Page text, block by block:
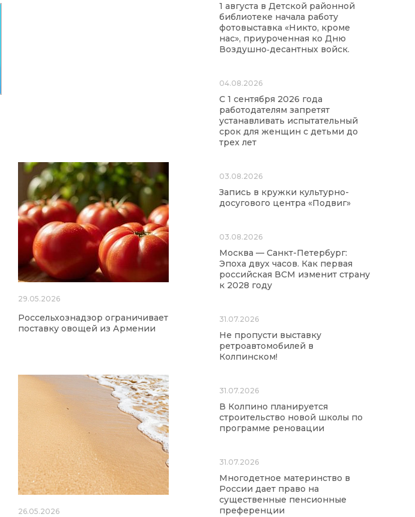
29.05.2026
Россельхознадзор ограничивает
поставку овощей из Армении
26.05.2026
1 августа в Детской районной
библиотеке начала работу
фотовыставка «Никто, кроме
нас», приуроченная ко Дню
Воздушно‑десантных войск.
04.08.2026
С 1 сентября 2026 года
работодателям запретят
устанавливать испытательный
срок для женщин с детьми до
трех лет
03.08.2026
Запись в кружки культурно-
досугового центра «Подвиг»
03.08.2026
Москва — Санкт-Петербург:
Эпоха двух часов. Как первая
российская ВСМ изменит страну
к 2028 году
31.07.2026
Не пропусти выставку
ретроавтомобилей в
Колпинском!
31.07.2026
В Колпино планируется
строительство новой школы по
программе реновации
31.07.2026
Многодетное материнство в
России дает право на
существенные пенсионные
преференции